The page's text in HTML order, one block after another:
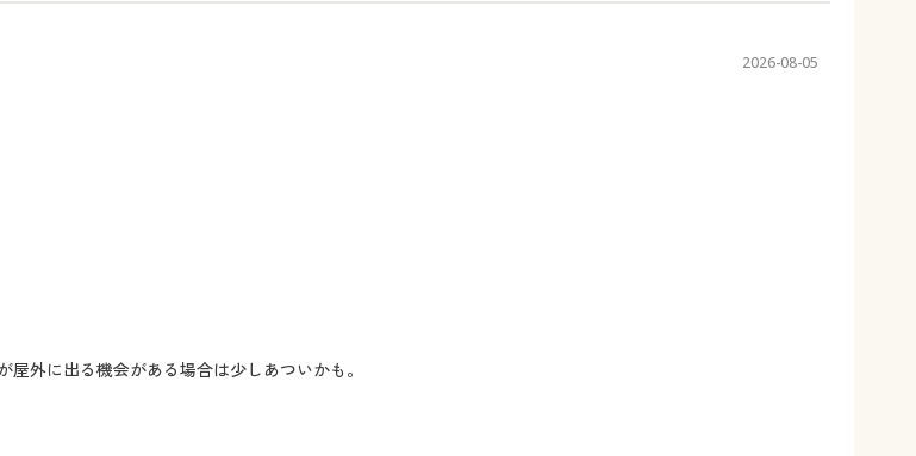
2026-08-05
外に出る機会がある場合は少しあついかも。